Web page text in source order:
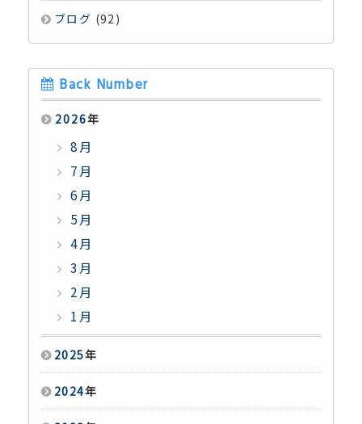
ブログ (92)
Back Number
2026年
8月
7月
6月
5月
4月
3月
2月
1月
2025年
2024年